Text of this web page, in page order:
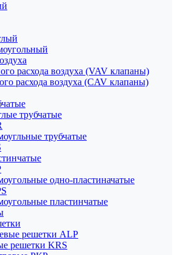
расхода воздуха (VAV клапаны)
расхода воздуха (CAV клапаны)
трубчатые
трубчатые
одно-пластиначатые
пластинчатые
решетки ALP
решетки KRS